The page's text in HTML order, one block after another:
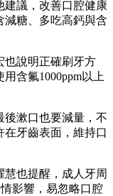
建議，改善口腔健康
減糖、多吃高鈣與含
也說明正確刷牙方
含氟1000ppm以上
後漱口也要減量，不
在牙齒表面，維持口
慧也提醒，成人牙周
影響，易忽略口腔